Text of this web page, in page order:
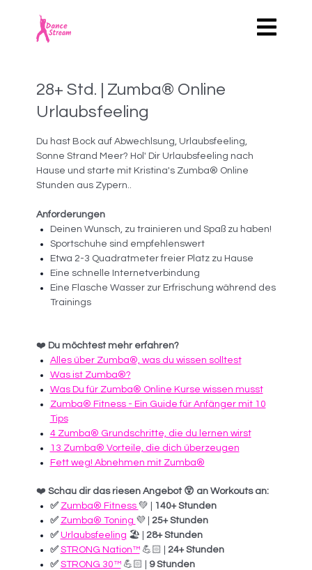
28+ Std. | Zumba® Online
Urlaubsfeeling
Du hast Bock auf Abwechlsung, Urlaubsfeeling,
Sonne Strand Meer? Hol' Dir Urlaubsfeeling nach
Hause und starte mit Kristina's Zumba® Online
Stunden aus Zypern..
Anforderungen
Deinen Wunsch, zu trainieren und Spaß zu haben!
Sportschuhe sind empfehlenswert
Etwa 2-3 Quadratmeter freier Platz zu Hause
Eine schnelle Internetverbindung
Eine Flasche Wasser zur Erfrischung während des
Trainings
❤️ Du möchtest mehr erfahren?
Alles über Zumba®, was du wissen solltest
Was ist Zumba®?
Was Du für Zumba® Online Kurse wissen musst
Zumba® Fitness - Ein Guide für Anfänger mit 10
Tips
4 Zumba® Grundschritte, die du lernen wirst
13 Zumba® Vorteile, die dich überzeugen
Fett weg! Abnehmen mit Zumba®
❤️ Schau dir das riesen Angebot 😲 an Workouts an:
✅ Zumba® Fitness 💚 |
140+ Stunden
✅ Zumba® Toning 💜 |
25+ Stunden
✅ Urlaubsfeeling 🏖 |
28+ Stunden
✅ STRONG Nation™💪🏻 |
24+ Stunden
✅ STRONG 30™💪🏻 |
9 Stunden